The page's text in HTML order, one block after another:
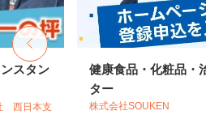
スタン
西日本支
健康食品・化粧品・
ター
株式会社SOUKEN